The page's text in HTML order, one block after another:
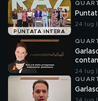
PUNTATA INTERA
24 lug
24 lug